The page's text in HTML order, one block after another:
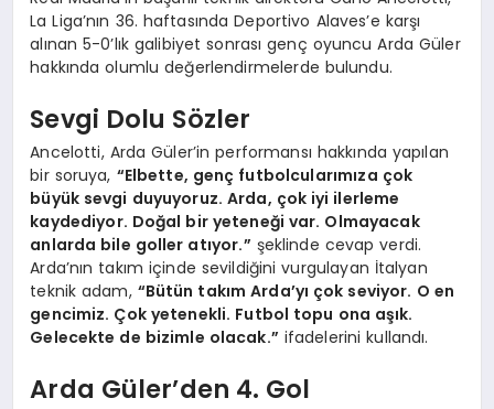
La Liga’nın 36. haftasında Deportivo Alaves’e karşı
alınan 5-0’lık galibiyet sonrası genç oyuncu Arda Güler
hakkında olumlu değerlendirmelerde bulundu.
Sevgi Dolu Sözler
Ancelotti, Arda Güler’in performansı hakkında yapılan
bir soruya, “Elbette, genç futbolcularımıza çok
büyük sevgi duyuyoruz. Arda, çok iyi ilerleme
kaydediyor. Doğal bir yeteneği var. Olmayacak
anlarda bile goller atıyor.” şeklinde cevap verdi.
Arda’nın takım içinde sevildiğini vurgulayan İtalyan
teknik adam, “Bütün takım Arda’yı çok seviyor. O en
gencimiz. Çok yetenekli. Futbol topu ona aşık.
Gelecekte de bizimle olacak.” ifadelerini kullandı.
Arda Güler’den 4. Gol